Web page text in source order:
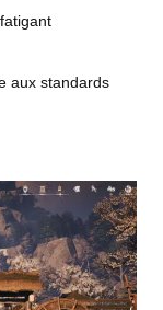
aux standards